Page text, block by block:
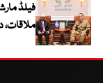
فیلڈ
ملاقات،